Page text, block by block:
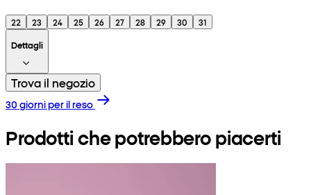
22 23 24 25 26 27 28 29 30
31
Dettagli
Trova il negozio
30 giorni per il reso
Prodotti che potrebbero piacerti